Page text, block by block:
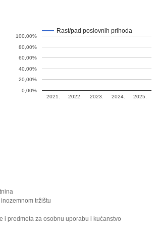
Rast/pad poslovnih prihoda
2021. 2022. 2023. 2024. 2025.
0,00%
20,00%
40,00%
60,00%
80,00%
100,00%
tržištu
i predmeta za osobnu uporabu i kućanstvo